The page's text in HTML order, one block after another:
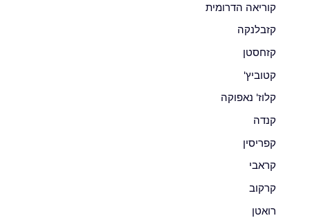
קוריאה הדרומית
קזבלנקה
קזחסטן
קטוביץ'
קלוז' נאפוקה
קנדה
קפריסין
קראבי
קרקוב
רואטן